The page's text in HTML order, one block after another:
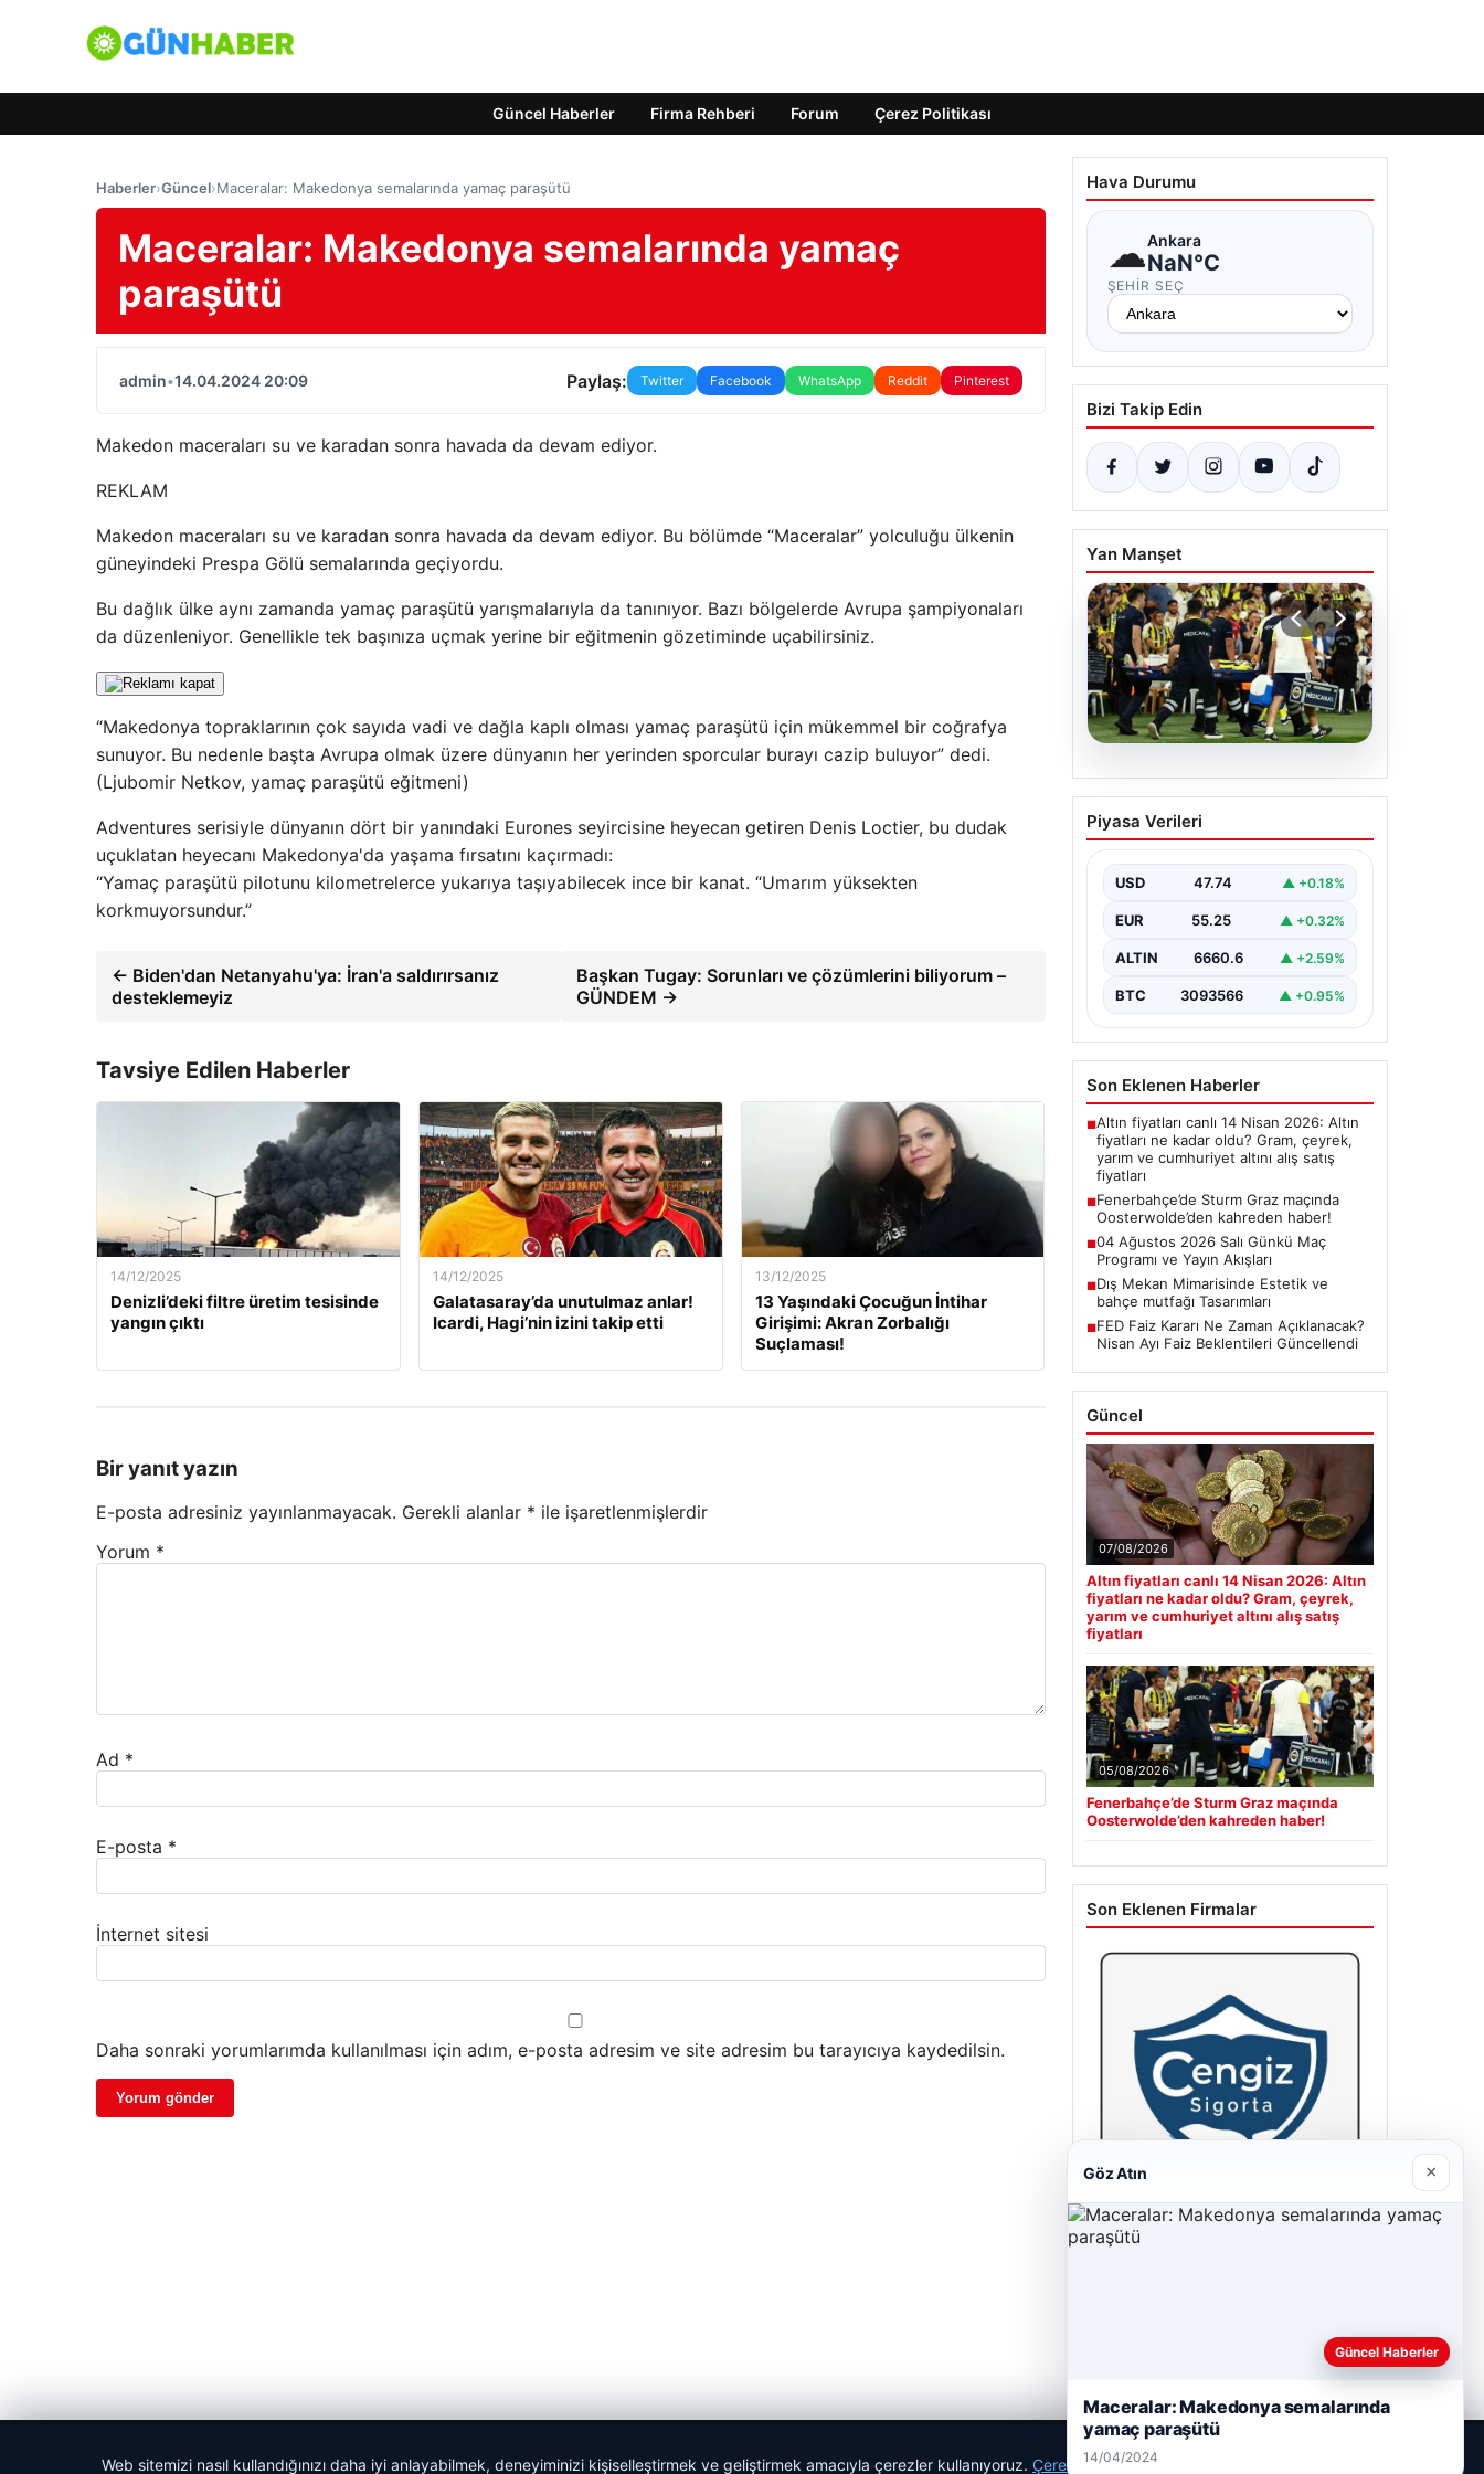
Güncel Haberler Firma Rehberi Forum Çerez Politikası
Haberler›Güncel›Maceralar: Makedonya semalarında yamaç paraşütü
Maceralar: Makedonya semalarında yamaç
paraşütü
admin•14.04.2024 20:09 Paylaş: Twitter Facebook WhatsApp Reddit Pinterest
Makedon maceraları su ve karadan sonra havada da devam ediyor.
REKLAM
Makedon maceraları su ve karadan sonra havada da devam ediyor. Bu bölümde “Maceralar” yolculuğu ülkenin
güneyindeki Prespa Gölü semalarında geçiyordu.
Bu dağlık ülke aynı zamanda yamaç paraşütü yarışmalarıyla da tanınıyor. Bazı bölgelerde Avrupa şampiyonaları
da düzenleniyor. Genellikle tek başınıza uçmak yerine bir eğitmenin gözetiminde uçabilirsiniz.
“Makedonya topraklarının çok sayıda vadi ve dağla kaplı olması yamaç paraşütü için mükemmel bir coğrafya
sunuyor. Bu nedenle başta Avrupa olmak üzere dünyanın her yerinden sporcular burayı cazip buluyor” dedi.
(Ljubomir Netkov, yamaç paraşütü eğitmeni)
Adventures serisiyle dünyanın dört bir yanındaki Eurones seyircisine heyecan getiren Denis Loctier, bu dudak
uçuklatan heyecanı Makedonya'da yaşama fırsatını kaçırmadı:
“Yamaç paraşütü pilotunu kilometrelerce yukarıya taşıyabilecek ince bir kanat. “Umarım yüksekten
korkmuyorsundur.”
← Biden'dan Netanyahu'ya: İran'a saldırırsanız
desteklemeyiz
Başkan Tugay: Sorunları ve çözümlerini biliyorum –
GÜNDEM →
Tavsiye Edilen Haberler
14/12/2025
Denizli’deki filtre üretim tesisinde
yangın çıktı
14/12/2025
Galatasaray’da unutulmaz anlar!
Icardi, Hagi’nin izini takip etti
13/12/2025
13 Yaşındaki Çocuğun İntihar
Girişimi: Akran Zorbalığı
Suçlaması!
Bir yanıt yazın
E-posta adresiniz yayınlanmayacak. Gerekli alanlar * ile işaretlenmişlerdir
Yorum *
Ad *
E-posta *
İnternet sitesi
Daha sonraki yorumlarımda kullanılması için adım, e-posta adresim ve site adresim bu tarayıcıya kaydedilsin.
Hava Durumu
☁Ankara
NaN°C
ŞEHIR SEÇ
Bizi Takip Edin
Yan Manşet
05.08.2026
Fenerbahçe’de Sturm
Graz maçında
kahreden haber!
Piyasa Verileri
USD 47.74 ▲ +0.18%
EUR 55.25 ▲ +0.32%
ALTIN 6660.6 ▲ +2.59%
BTC 3093566 ▲ +0.95%
Son Eklenen Haberler
■Altın fiyatları canlı 14 Nisan 2026: Altın
fiyatları ne kadar oldu? Gram, çeyrek,
yarım ve cumhuriyet altını alış satış
fiyatları
■Fenerbahçe’de Sturm Graz maçında
Oosterwolde’den kahreden haber!
■04 Ağustos 2026 Salı Günkü Maç
Programı ve Yayın Akışları
■Dış Mekan Mimarisinde Estetik ve
bahçe mutfağı Tasarımları
■FED Faiz Kararı Ne Zaman Açıklanacak?
Nisan Ayı Faiz Beklentileri Güncellendi
Güncel
07/08/2026
Altın fiyatları canlı 14 Nisan 2026: Altın
fiyatları ne kadar oldu? Gram, çeyrek,
yarım ve cumhuriyet altını alış satış
fiyatları
05/08/2026
Fenerbahçe’de Sturm Graz maçında
Oosterwolde’den kahreden haber!
Son Eklenen Firmalar
Cengiz Sigorta
Web sitemizi nasıl kullandığınızı daha iyi anlayabilmek, deneyiminizi kişiselleştirmek ve geliştirmek amacıyla çerezler kullanıyoruz. Çerez Politikamız
Göz Atın ×
Güncel Haberler
Maceralar: Makedonya semalarında
yamaç paraşütü
14/04/2024